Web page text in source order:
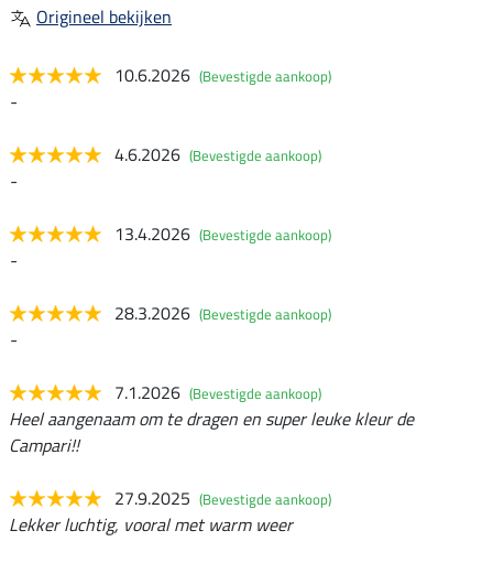
Origineel bekijken
10.6.2026 (Bevestigde aankoop)
-
4.6.2026 (Bevestigde aankoop)
-
13.4.2026 (Bevestigde aankoop)
-
28.3.2026 (Bevestigde aankoop)
-
7.1.2026 (Bevestigde aankoop)
Heel aangenaam om te dragen en super leuke kleur de
Campari!!
27.9.2025 (Bevestigde aankoop)
Lekker luchtig, vooral met warm weer